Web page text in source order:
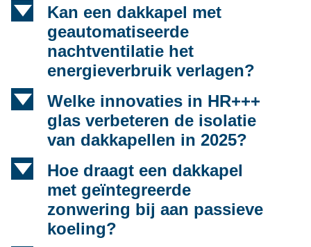
d
Kan een dakkapel met
geautomatiseerde
nachtventilatie het
energieverbruik verlagen?
d
Welke innovaties in HR+++
glas verbeteren de isolatie
van dakkapellen in 2025?
d
Hoe draagt een dakkapel
met geïntegreerde
zonwering bij aan passieve
koeling?